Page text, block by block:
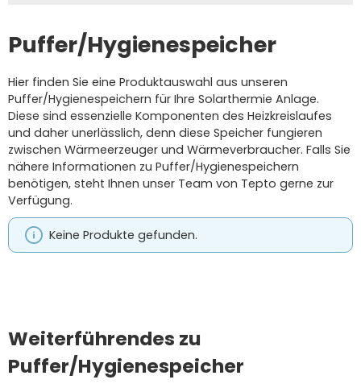
Puffer/Hygienespeicher
Hier finden Sie eine Produktauswahl aus unseren
Puffer/Hygienespeichern für Ihre Solarthermie Anlage.
Diese sind essenzielle Komponenten des Heizkreislaufes
und daher unerlässlich, denn diese Speicher fungieren
zwischen Wärmeerzeuger und Wärmeverbraucher. Falls Sie
nähere Informationen zu Puffer/Hygienespeichern
benötigen, steht Ihnen unser Team von Tepto gerne zur
Verfügung.
Keine Produkte gefunden.
Weiterführendes zu
Puffer/Hygienespeicher